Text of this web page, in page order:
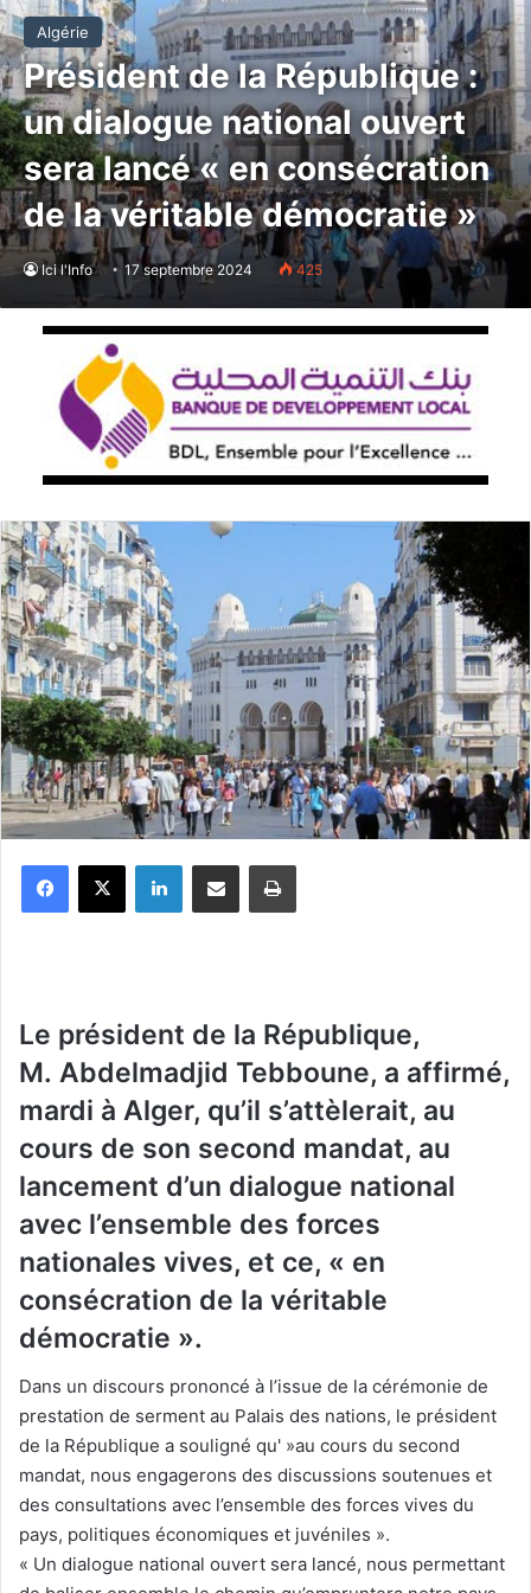
Algérie
Président de la République :
un dialogue national ouvert
sera lancé « en consécration
de la véritable démocratie »
Ici l'Info 17 septembre 2024 425
Le président de la République,
M. Abdelmadjid Tebboune, a affirmé,
mardi à Alger, qu’il s’attèlerait, au
cours de son second mandat, au
lancement d’un dialogue national
avec l’ensemble des forces
nationales vives, et ce, « en
consécration de la véritable
démocratie ».
Dans un discours prononcé à l’issue de la cérémonie de
prestation de serment au Palais des nations, le président
de la République a souligné qu' »au cours du second
mandat, nous engagerons des discussions soutenues et
des consultations avec l’ensemble des forces vives du
pays, politiques économiques et juvéniles ».
« Un dialogue national ouvert sera lancé, nous permettant